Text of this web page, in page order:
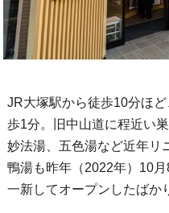
JR大塚駅から徒歩10分ほ
歩1分。旧中山道に程近い
妙法湯、五色湯など近年リ
鴨湯も昨年（2022年）10
一新してオープンしたばか